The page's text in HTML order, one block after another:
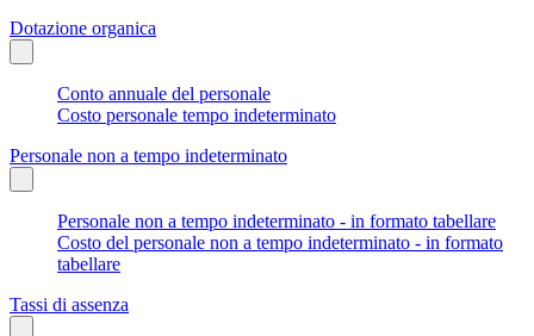
Dotazione organica
Conto annuale del personale
Costo personale tempo indeterminato
Personale non a tempo indeterminato
Personale non a tempo indeterminato - in formato tabellare
Costo del personale non a tempo indeterminato - in formato
tabellare
Tassi di assenza